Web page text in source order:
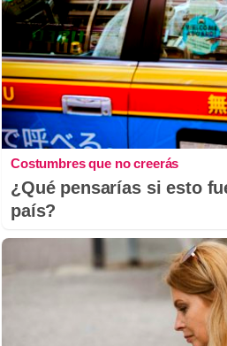
Costumbres que no creerás
¿Qué pensarías si esto
país?